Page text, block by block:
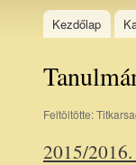
Kezdőlap
Feltöltötte:
2015/